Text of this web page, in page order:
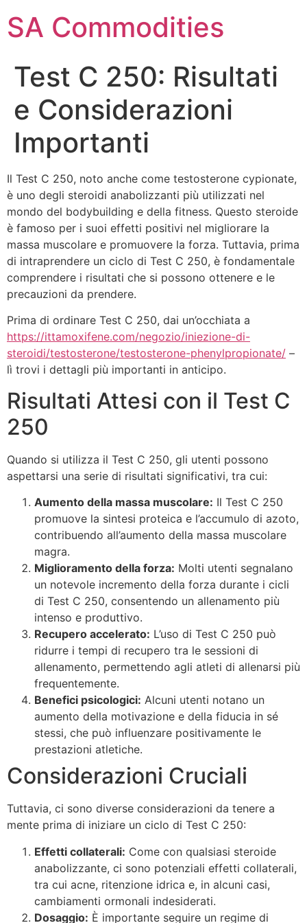
SA Commodities
Test C 250: Risultati
e Considerazioni
Importanti
Il Test C 250, noto anche come testosterone cypionate,
è uno degli steroidi anabolizzanti più utilizzati nel
mondo del bodybuilding e della fitness. Questo steroide
è famoso per i suoi effetti positivi nel migliorare la
massa muscolare e promuovere la forza. Tuttavia, prima
di intraprendere un ciclo di Test C 250, è fondamentale
comprendere i risultati che si possono ottenere e le
precauzioni da prendere.
Prima di ordinare Test C 250, dai un’occhiata a
https://ittamoxifene.com/negozio/iniezione-di-
steroidi/testosterone/testosterone-phenylpropionate/ –
lì trovi i dettagli più importanti in anticipo.
Risultati Attesi con il Test C
250
Quando si utilizza il Test C 250, gli utenti possono
aspettarsi una serie di risultati significativi, tra cui:
Aumento della massa muscolare: Il Test C 250
promuove la sintesi proteica e l’accumulo di azoto,
contribuendo all’aumento della massa muscolare
magra.
Miglioramento della forza: Molti utenti segnalano
un notevole incremento della forza durante i cicli
di Test C 250, consentendo un allenamento più
intenso e produttivo.
Recupero accelerato: L’uso di Test C 250 può
ridurre i tempi di recupero tra le sessioni di
allenamento, permettendo agli atleti di allenarsi più
frequentemente.
Benefici psicologici: Alcuni utenti notano un
aumento della motivazione e della fiducia in sé
stessi, che può influenzare positivamente le
prestazioni atletiche.
Considerazioni Cruciali
Tuttavia, ci sono diverse considerazioni da tenere a
mente prima di iniziare un ciclo di Test C 250:
Effetti collaterali: Come con qualsiasi steroide
anabolizzante, ci sono potenziali effetti collaterali,
tra cui acne, ritenzione idrica e, in alcuni casi,
cambiamenti ormonali indesiderati.
Dosaggio: È importante seguire un regime di